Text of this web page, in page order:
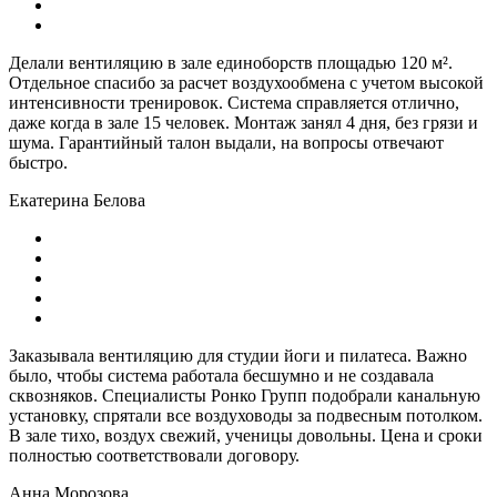
Делали вентиляцию в зале единоборств площадью 120 м².
Отдельное спасибо за расчет воздухообмена с учетом высокой
интенсивности тренировок. Система справляется отлично,
даже когда в зале 15 человек. Монтаж занял 4 дня, без грязи и
шума. Гарантийный талон выдали, на вопросы отвечают
быстро.
Екатерина Белова
Заказывала вентиляцию для студии йоги и пилатеса. Важно
было, чтобы система работала бесшумно и не создавала
сквозняков. Специалисты Ронко Групп подобрали канальную
установку, спрятали все воздуховоды за подвесным потолком.
В зале тихо, воздух свежий, ученицы довольны. Цена и сроки
полностью соответствовали договору.
Анна Морозова